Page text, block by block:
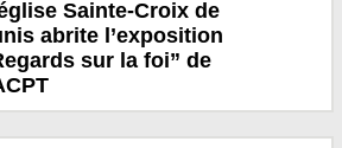
Sainte-Croix de
abrite l’exposition
sur la foi” de